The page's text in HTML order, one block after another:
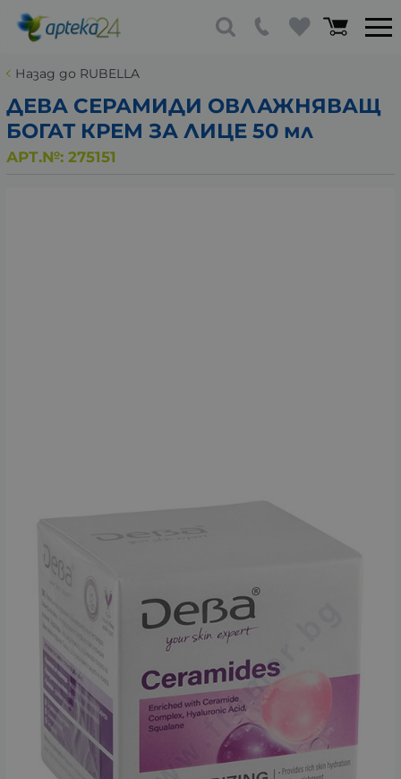
Назад до RUBELLA
ДЕВА СЕРАМИДИ ОВЛАЖНЯВАЩ
БОГАТ КРЕМ ЗА ЛИЦЕ 50 мл
АРТ.№: 275151